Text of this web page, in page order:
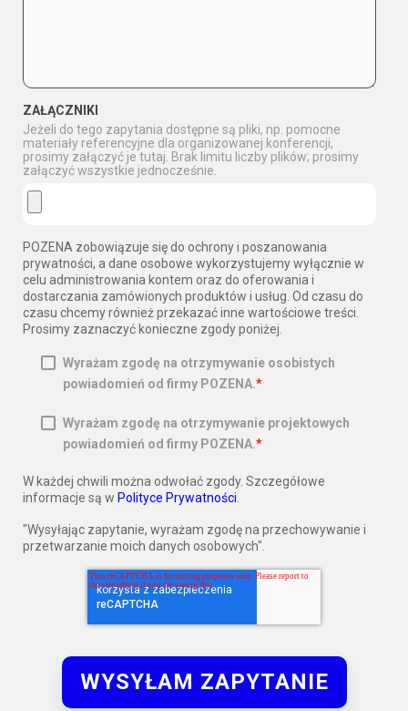
ZAŁĄCZNIKI
Jeżeli do tego zapytania dostępne są pliki, np. pomocne
materiały referencyjne dla organizowanej konferencji,
prosimy załączyć je tutaj. Brak limitu liczby plików; prosimy
załączyć wszystkie jednocześnie.
POZENA zobowiązuje się do ochrony i poszanowania
prywatności, a dane osobowe wykorzystujemy wyłącznie w
celu administrowania kontem oraz do oferowania i
dostarczania zamówionych produktów i usług. Od czasu do
czasu chcemy również przekazać inne wartościowe treści.
Prosimy zaznaczyć konieczne zgody poniżej.
Wyrażam zgodę na otrzymywanie osobistych
powiadomień od firmy POZENA.*
Wyrażam zgodę na otrzymywanie projektowych
powiadomień od firmy POZENA.*
W każdej chwili można odwołać zgody. Szczegółowe
informacje są w Polityce Prywatności
"Wysyłając zapytanie, wyrażam zgodę na przechowywanie i
przetwarzanie moich danych osobowych".